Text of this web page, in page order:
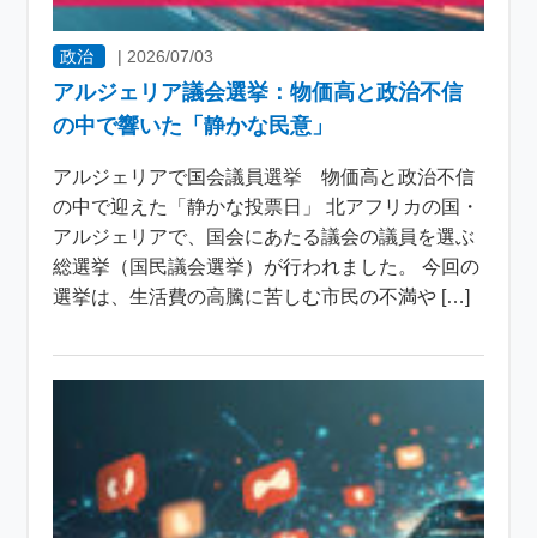
政治 |2026/07/03
アルジェリア議会選挙：物価高と政治不信
の中で響いた「静かな民意」
アルジェリアで国会議員選挙 物価高と政治不信
の中で迎えた「静かな投票日」 北アフリカの国・
アルジェリアで、国会にあたる議会の議員を選ぶ
総選挙（国民議会選挙）が行われました。 今回の
選挙は、生活費の高騰に苦しむ市民の不満や […]